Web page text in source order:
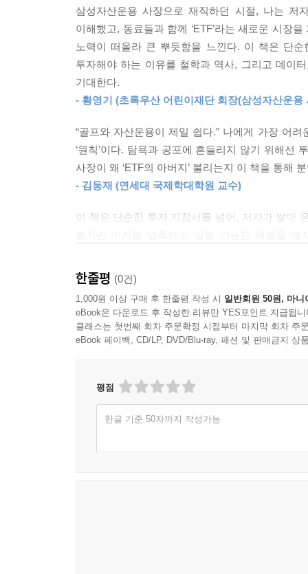
02 ETF의 핵심 철학
03 세계 금융 시장의 주류
04 상품이 아닌 ‘도구’로의 ETF
05 ETF 투자 시 고려 사항
06 한국의 ETF
02 자산 배분의 실제 사례
04 한국투자신탁운용 TDF: 한국투자 TDF 알아서
03 ‘Make KIM Great’, 고객 신뢰로 완성되는 위대
10장 부의 공식
01 투자 원금(P)
에필로그-투자는?미래?성장에?장기적으로?참여
은 보수에도 불구하고 시장수익률을 따라가지 못
주도했다.
--- 「6장 ‘패시브?투자의?시작(액티브?투자의?몰
지금 한국 자산운용 시장은 분명한 전환기에 들어
업을 하고 있지 않은 운용사라면 ETF를 기반으
강화, 투자자 교육의 확대, 그리고 ETF 운용사의
장기적으로 부를 축적해 나가는 핵심 수단으로 자
--- 「7장 ‘금융?혁신?결정체로서의?ETF’ 」 중에서
할 수 있도록 돕고, 그 성공 경험이 신뢰를 낳으며
미래의 부(Wealth in the future, ‘Wf’로 약칭)는
바로 복리의 힘이다. 복리의 효과는 시간이 흐를
한다면 누구나 부를 축적할 수 있다. 핵심은 얼마
있다.
오늘날 투자 세계에서 통용되는 방식 대부분이
투자라고 부를 수 있을까? 한 번의 실패로 그동안
하고 있다. 『누구나 투자로 부자가 될 수 있다』
수 없다”라고 확언한다. 즉, 투자는 단기가 아닌
취득하는 것’이라는 깨달음을 통해 성공하는 투
철학이다.
투자란 본질적으로 미래의 특정 시점에 수익을
한데 말로는 ‘미래’를 준비한다면서 실제로는 ‘
권력을 재편하는 구조적 전환기에 놓은 지금,
삼성자산운용 사장으로 재직하던 시절, 나는
이해했고, 동료들과 함께 ‘ETF’라는 새로운 시장
노력이 떠올라 큰 뿌듯함을 느낀다. 이 책은 단
투자해야 하는 이유를 철학과 역사, 그리고 데이
기대한다.
- 황영기 (초록우산 어린이재단 회장(삼성자산운
“골프와 자산운용이 제일 쉽다.” 나에게 가장 어
‘원칙’이다. 탐욕과 공포에 흔들리지 않기 위해선
사장이 왜 ‘ETF의 아버지’ 불리는지 이 책을 통해
- 김동재 (연세대 국제학대학원 교수)
이 책은 단순한 투자 지침서를 넘어, 저자가 쌓아
책이다. 이 원칙을 배우고 실천하는 것이야말로 흔
- 김동환 (삼프로 TV 의장)
저자는 25년간 자산운용업계의 중심에서 새로운
기반을 세우는 데에도 결정적 역할을 했다. 액티
타이밍을 맞추지 않아도, 누구나 원칙과 구조 안
- 김성환 (한국투자증권 사장)
한줄평 (0건)
1,000원 이상 구매 후 한줄평 작성 시 일반회원 50원, 마니
eBook은 다운로드 후 작성한 리뷰만 YES포인트 지급됩니
클래스는 첫번째 회차 주문확정 시점부터 마지막 회차 주
eBook 페이백, CD/LP, DVD/Blu-ray, 패션 및 판매금지 상
평점
한글 기준 50자까지 작성가능